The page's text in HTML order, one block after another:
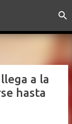
a la
hasta